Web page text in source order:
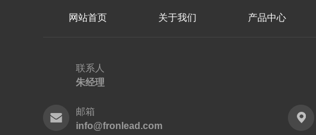
网站首页 关于我们 产品中心
联系人
朱经理
邮箱
info@fronlead.com